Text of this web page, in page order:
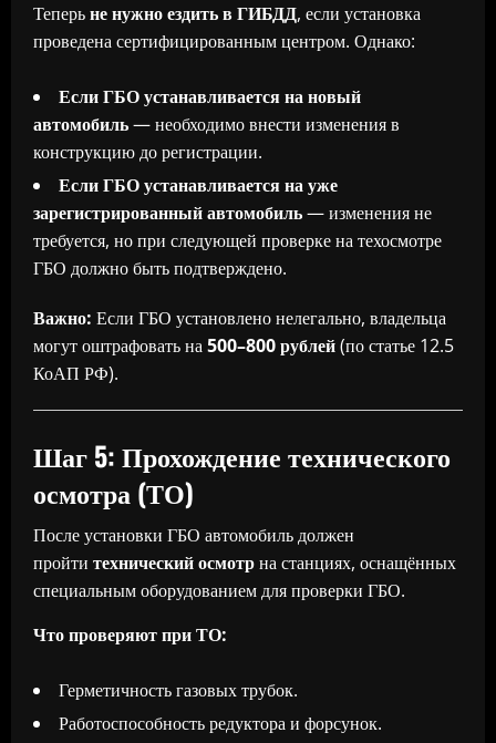
Теперьне нужно ездить в ГИБДД, если установка
проведена сертифицированным центром. Однако:
Если ГБО устанавливается на новый
автомобиль— необходимо внести изменения в
конструкцию до регистрации.
Если ГБО устанавливается на уже
зарегистрированный автомобиль— изменения не
требуется, но при следующей проверке на техосмотре
ГБО должно быть подтверждено.
Важно: Если ГБО установлено нелегально, владельца
могут оштрафовать на500–800 рублей(по статье 12.5
КоАП РФ).
Шаг 5: Прохождение технического
осмотра (ТО)
После установки ГБО автомобиль должен
пройти технический осмотрна станциях, оснащённых
специальным оборудованием для проверки ГБО.
Что проверяют при ТО:
Герметичность газовых трубок.
Работоспособность редуктора и форсунок.